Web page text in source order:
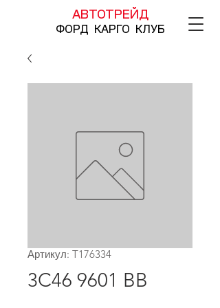
АВТОТРЕЙД
ФОРД КАРГО КЛУБ
Артикул: T176334
3C46 9601 BB